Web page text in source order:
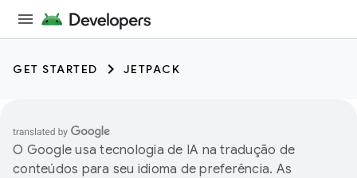
GET STARTED JETPACK
O Google usa tecnologia de IA na tradução de
conteúdos para seu idioma de preferência. As